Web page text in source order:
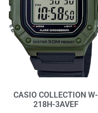
CASIO COLLECTION W-
218H-3AVEF